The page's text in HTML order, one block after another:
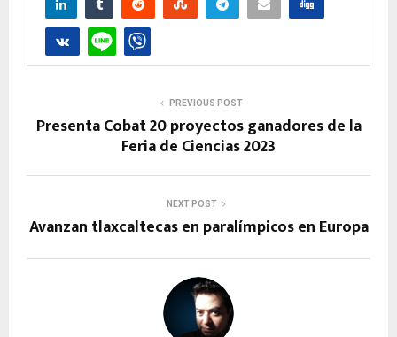
PREVIOUS POST
Presenta Cobat 20 proyectos ganadores de la
Feria de Ciencias 2023
NEXT POST
Avanzan tlaxcaltecas en paralímpicos en Europa